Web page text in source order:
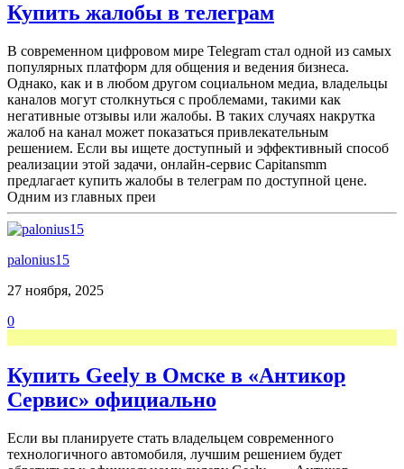
Купить жалобы в телеграм
В современном цифровом мире Telegram стал одной из самых
популярных платформ для общения и ведения бизнеса.
Однако, как и в любом другом социальном медиа, владельцы
каналов могут столкнуться с проблемами, такими как
негативные отзывы или жалобы. В таких случаях накрутка
жалоб на канал может показаться привлекательным
решением. Если вы ищете доступный и эффективный способ
реализации этой задачи, онлайн-сервис Capitansmm
предлагает купить жалобы в телеграм по доступной цене.
Одним из главных преи
palonius15
27 ноября, 2025
0
Купить Geely в Омске в «Антикор
Сервис» официально
Если вы планируете стать владельцем современного
технологичного автомобиля, лучшим решением будет